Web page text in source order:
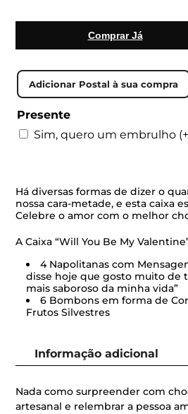
Comprar Já
Presente
Sim, quero um embrulho
Há diversas formas de dizer o
nossa cara-metade, e esta caixa
Celebre o amor com o melhor
A Caixa “Will You Be My
4 Napolitanas com
disse hoje que gosto muito de
mais saboroso da minha vida”
6 Bombons em forma de
Frutos Silvestres
Informação adicional
Nada como surpreender com
artesanal e relembrar a pessoa